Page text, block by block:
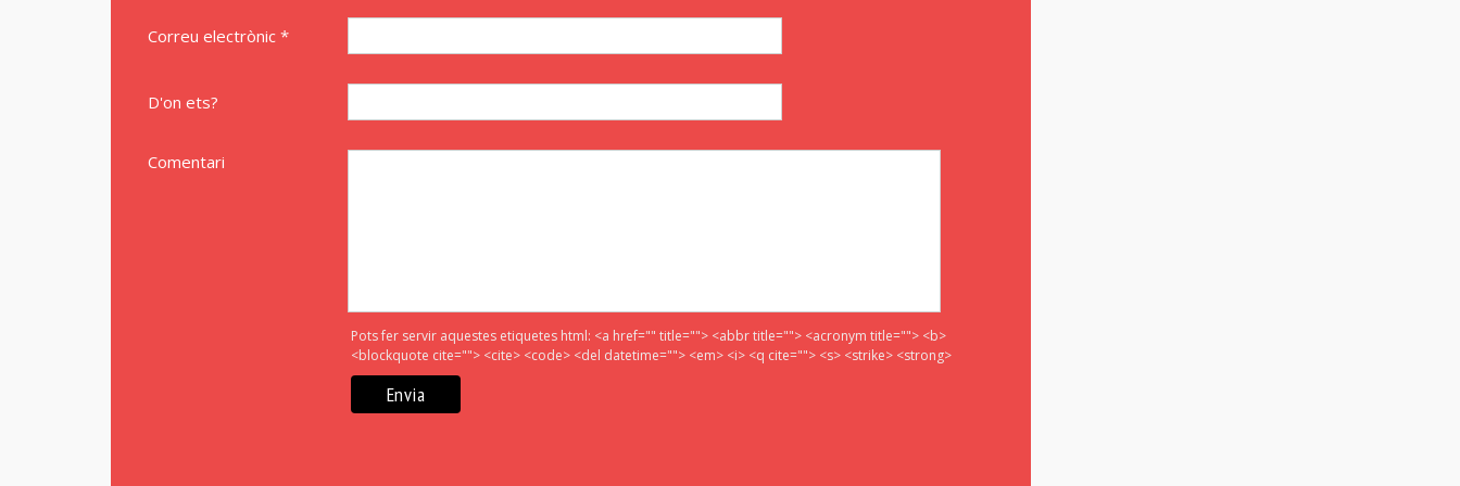
Correu electrònic *
D'on ets?
Comentari
Pots fer servir aquestes etiquetes html: <a href="" title=""> <abbr title=""> <acronym title=""> <b>
<blockquote cite=""> <cite> <code> <del datetime=""> <em> <i> <q cite=""> <s> <strike> <strong>